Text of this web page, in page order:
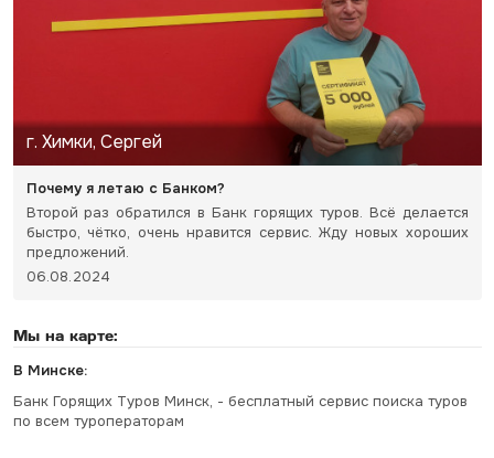
г. Химки, Сергей
Почему я летаю с Банком?
Второй раз обратился в Банк горящих туров. Всё делается
быстро, чётко, очень нравится сервис. Жду новых хороших
предложений.
06.08.2024
Мы на карте:
В Минске:
Банк Горящих Туров Минск, - бесплатный сервис поиска туров
по всем туроператорам